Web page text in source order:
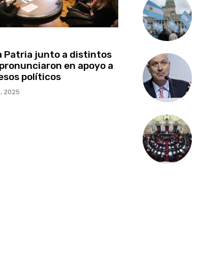
Patria junto a distintos
en apoyo a
políticos
2025